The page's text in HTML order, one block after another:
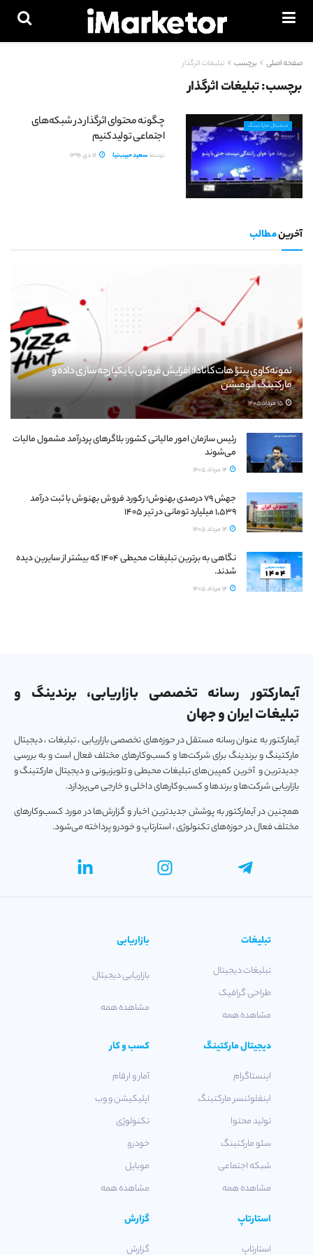
صفحه اصلی برچسب تبلیغات اثرگذار
برچسب:تبلیغات اثرگذار
دیجیتال مارکتینگ
چگونه محتوای اثرگذار در شبکه‌های
اجتماعی تولید کنیم
توسط سعید حبیب‌نیا 16 دی 1396
آخرینمطالب
نمونه‌کاوی پیتزا هات کانادا؛ افزایش فروش با یکپارچه‌سازی داده و
مارکتینگ اتومیشن
15 مرداد 1405
رئیس سازمان امور مالیاتی کشور: بلاگرهای پردرآمد مشمول مالیات
می‌شوند
جهش ۷۹ درصدی بهنوش؛ رکورد فروش بهنوش با ثبت درآمد
۱٬۵۳۹ میلیارد تومانی در تیر ۱۴۰۵
نگاهی به برترین تبلیغات محیطی ۱۴۰۴ که بیشتر از سایرین دیده
شدند.
آیمارکتور رسانه تخصصی بازاریابی، برندینگ و
تبلیغات ایران و جهان
آیمارکتور به عنوان رسانه مستقل در حوزه‌های تخصصی بازاریابی ، تبلیغات ، دیجیتال
مارکتینگ و برندینگ برای شرکت‌ها و کسب‌و‌کارهای مختلف فعال است و به بررسی
جدیدترین و آخرین کمپین‌های تبلیغات محیطی و تلویزیونی و دیجیتال مارکتینگ و
بازاریابی شرکت‌ها و برندها و کسب‌و‌کارهای داخلی و خارجی می‌پردازد.
همچنین در آیمارکتور به پوشش جدیدترین اخبار و گزارش‌ها در مورد کسب‌و‎کارهای
مختلف فعال در حوزه‌های تکنولوژی ، استارتاپ و خودرو پرداخته می‌شود.
تبلیغات
تبلیغات دیجیتال
طراحی گرافیک
مشاهده همه
بازاریابی
بازاریابی دیجیتال
مشاهده همه
دیجیتال مارکتینگ
اینستاگرام
اینفلوئنسر مارکتینگ
تولید محتوا
سئو مارکتینگ
شبکه اجتماعی
مشاهده همه
کسب و کار
آمار و ارقام
اپلیکیشن و وب
تکنولوژی
خودرو
موبایل
مشاهده همه
استارتاپ
استارتاپ
گزارش
گزارش